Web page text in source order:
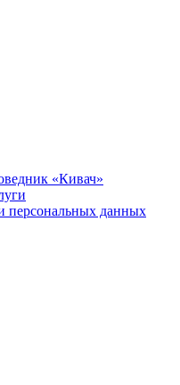
«Кивач»
персональных данных